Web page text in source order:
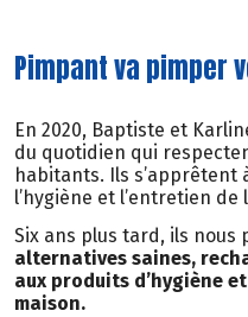
Pimpant va pimper
En 2020, Baptiste et
du quotidien qui
habitants. Ils s’apprêtent
l’hygiène et l’entretien de
Six ans plus tard, ils nous
alternatives saines,
aux produits d’hygiène
maison.